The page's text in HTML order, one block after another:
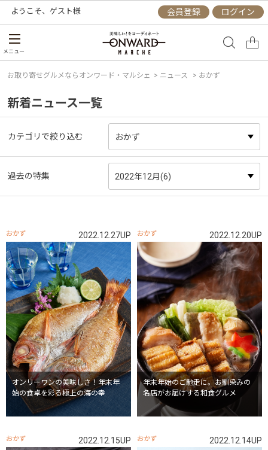
ようこそ、 ゲスト様 会員登録 ログイン
メニュー
お取り寄せグルメならオンワード・マルシェ > ニュース > おかず
新着ニュース一覧
カテゴリで絞り込む
過去の特集
オンリーワンの美味しさ！年末年
始の食卓を彩る極上の海の幸
おかず 2022.12.27UP
年末年始のご馳走に。お馴染みの
名店がお届けする和食グルメ
おかず 2022.12.20UP
おかず 2022.12.15UP おかず 2022.12.14UP